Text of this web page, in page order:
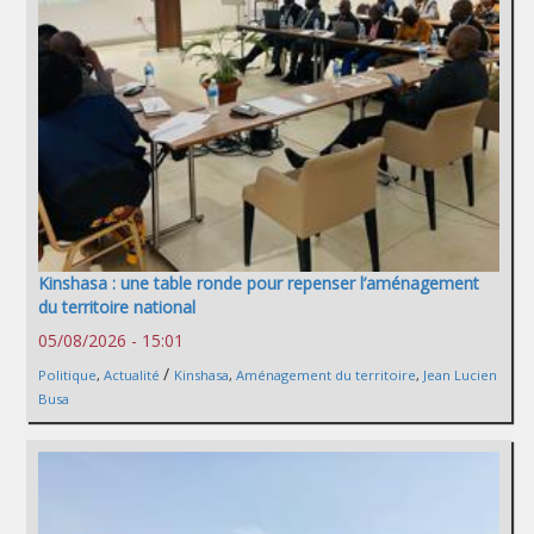
Kinshasa : une table ronde pour repenser l’aménagement
du territoire national
05/08/2026 - 15:01
Politique, Actualité / Kinshasa, Aménagement du territoire, Jean Lucien
Busa